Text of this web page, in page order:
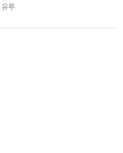
유투